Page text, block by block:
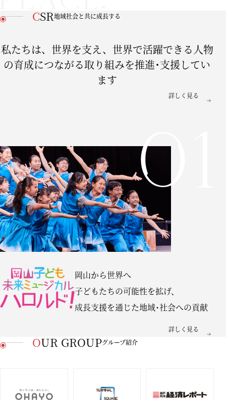
CSR地域社会と共に成長する
私たちは、世界を支え、世界で活躍できる人物
の育成につながる取り組みを推進･支援してい
ます
詳しく見る
岡山から世界へ
子どもたちの可能性を拡げ、
成長支援を通じた地域･社会への貢献
詳しく見る
OUR GROUPグループ紹介